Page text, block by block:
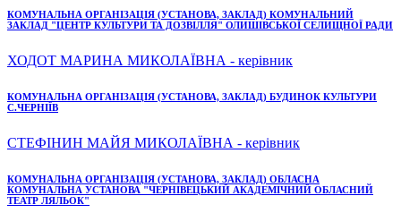
КОМУНАЛЬНА ОРГАНІЗАЦІЯ (УСТАНОВА, ЗАКЛАД) КОМУНАЛЬНИЙ
ЗАКЛАД "ЦЕНТР КУЛЬТУРИ ТА ДОЗВІЛЛЯ" ОЛИШІВСЬКОЇ СЕЛИЩНОЇ РАДИ
ХОДОТ МАРИНА МИКОЛАЇВНА - керівник
КОМУНАЛЬНА ОРГАНІЗАЦІЯ (УСТАНОВА, ЗАКЛАД) БУДИНОК КУЛЬТУРИ
С.ЧЕРНІЇВ
СТЕФІНИН МАЙЯ МИКОЛАЇВНА - керівник
КОМУНАЛЬНА ОРГАНІЗАЦІЯ (УСТАНОВА, ЗАКЛАД) ОБЛАСНА
КОМУНАЛЬНА УСТАНОВА "ЧЕРНІВЕЦЬКИЙ АКАДЕМІЧНИЙ ОБЛАСНИЙ
ТЕАТР ЛЯЛЬОК"